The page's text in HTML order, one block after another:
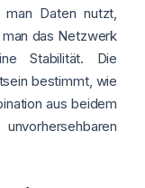
man Daten nutzt,
das Netzwerk
Stabilität. Die
bestimmt, wie
aus beidem